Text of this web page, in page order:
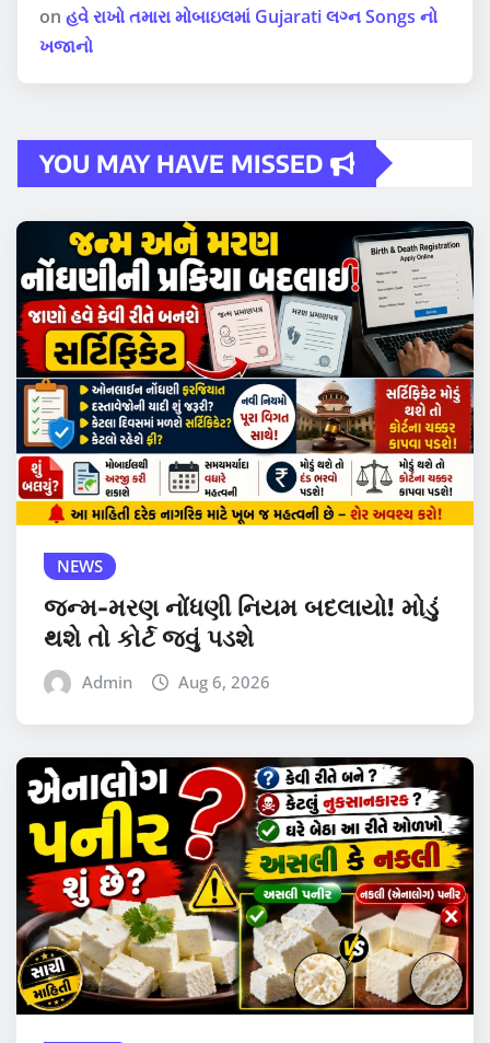
on હવે રાખો તમારા મોબાઇલમાં Gujarati લગ્ન Songs નો
ખજાનો
YOU MAY HAVE MISSED
NEWS
જન્મ-મરણ નોંધણી નિયમ બદલાયો! મોડું
થશે તો કોર્ટ જવું પડશે
Admin Aug 6, 2026